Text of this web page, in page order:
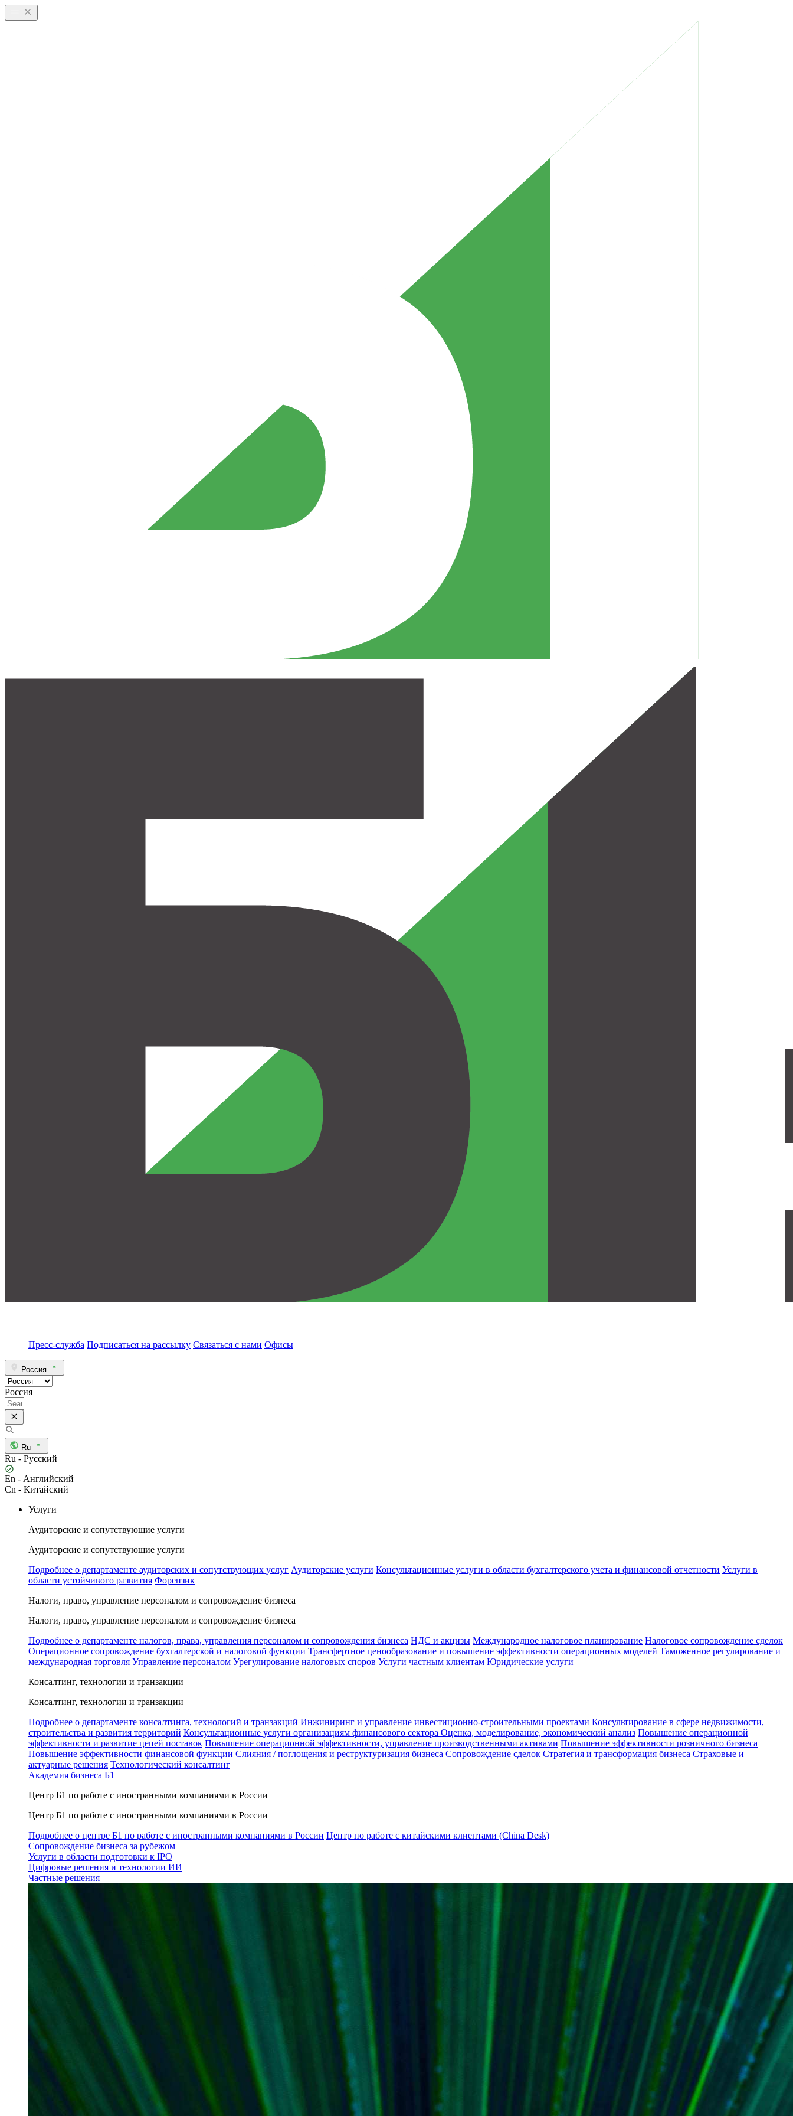
Пресс-служба Подписаться на рассылку Связаться с нами Офисы
Россия
Россия
Ru
Ru - Русский
En - Английский
Cn - Китайский
Услуги
Аудиторские и сопутствующие услуги
Аудиторские и сопутствующие услуги
Подробнее о департаменте аудиторских и сопутствующих услуг Аудиторские услуги Консультационные услуги в области бухгалтерского учета и финансовой отчетности Услуги в
области устойчивого развития Форензик
Налоги, право, управление персоналом и сопровождение бизнеса
Налоги, право, управление персоналом и сопровождение бизнеса
Подробнее о департаменте налогов, права, управления персоналом и сопровождения бизнеса НДС и акцизы Международное налоговое планирование Налоговое сопровождение сделок
Операционное сопровождение бухгалтерской и налоговой функции Трансфертное ценообразование и повышение эффективности операционных моделей Таможенное регулирование и
международная торговля Управление персоналом Урегулирование налоговых споров Услуги частным клиентам Юридические услуги
Консалтинг, технологии и транзакции
Консалтинг, технологии и транзакции
Подробнее о департаменте консалтинга, технологий и транзакций Инжиниринг и управление инвестиционно-строительными проектами Консультирование в сфере недвижимости,
строительства и развития территорий Консультационные услуги организациям финансового сектора Оценка, моделирование, экономический анализ Повышение операционной
эффективности и развитие цепей поставок Повышение операционной эффективности, управление производственными активами Повышение эффективности розничного бизнеса
Повышение эффективности финансовой функции Слияния / поглощения и реструктуризация бизнеса Сопровождение сделок Стратегия и трансформация бизнеса Страховые и
актуарные решения Технологический консалтинг
Академия бизнеса Б1
Центр Б1 по работе с иностранными компаниями в России
Центр Б1 по работе с иностранными компаниями в России
Подробнее о центре Б1 по работе с иностранными компаниями в России Центр по работе с китайскими клиентами (China Desk)
Сопровождение бизнеса за рубежом
Услуги в области подготовки к IPO
Цифровые решения и технологии ИИ
Частные решения